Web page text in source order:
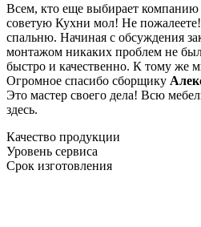
Всем, кто еще выбирает компанию
советую Кухни мол! Не
спальню. Начиная с обсуждения
монтажом никаких проблем не
быстро и качественно. К тому же
Огромное спасибо сборщику
Это мастер своего дела! Всю
здесь.
Качество продукции
Уровень сервиса
Срок изготовления